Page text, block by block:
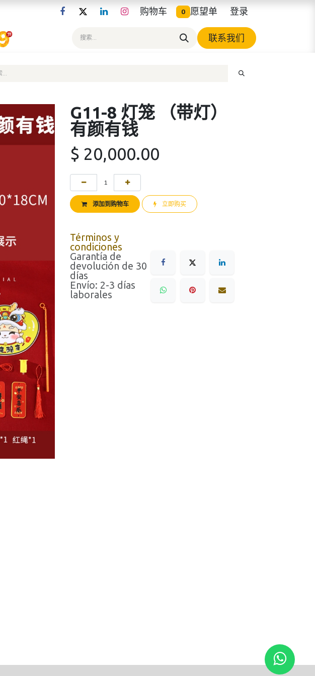
购物车 0 愿望单 登录
联系我们
G11-8 灯笼 （带灯）
有颜有钱
$ 20,000.00
添加到购物车 立即购买
Términos y
condiciones
Garantía de
devolución de 30
días
Envío: 2-3 días
laborales